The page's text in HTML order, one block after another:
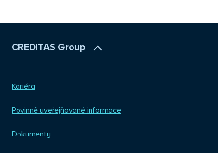
CREDITAS Group
Kariéra
Povinně uveřejňované informace
Dokumenty